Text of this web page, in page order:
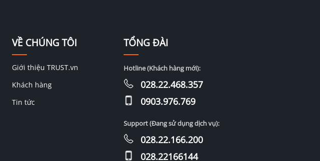
VỀ CHÚNG TÔI
Giới thiệu TRUST.vn
Khách hàng
Tin tức
TỔNG ĐÀI
Hotline (Khách hàng mới):
028.22.468.357
0903.976.769
Support (Đang sử dụng dịch vụ):
028.22.166.200
028.22166144